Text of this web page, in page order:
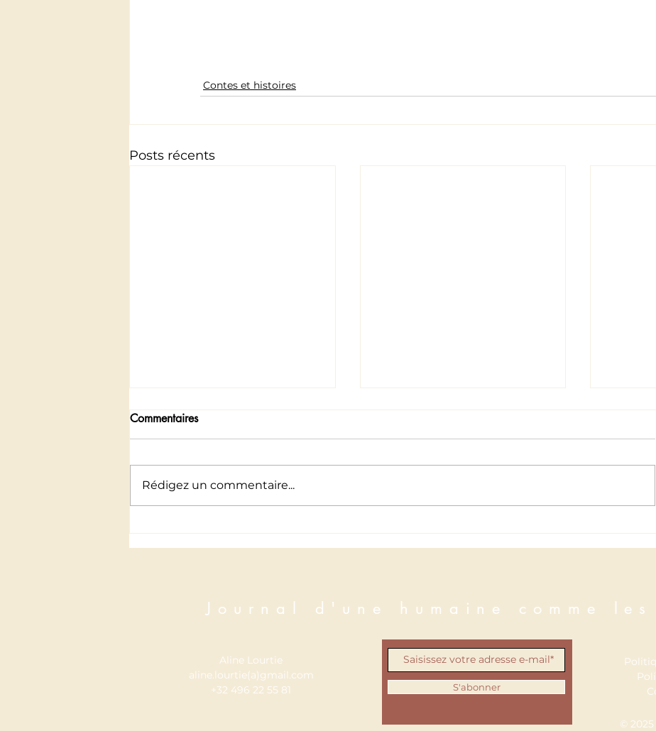
Contes et histoires
Posts récents
Commentaires
Rédigez un commentaire...
Journal d'une humaine comme les
Aline Lourtie
aline.lourtie(a)gmail.com
+32 496 22 55 81
S'abonner
©